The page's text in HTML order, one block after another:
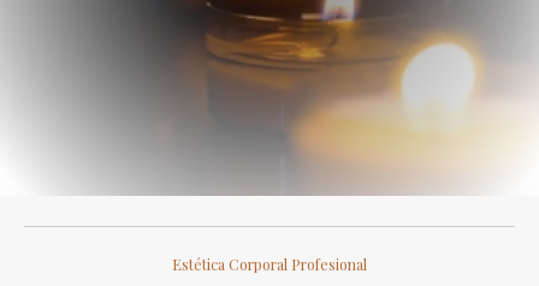
Estética Corporal Profesional